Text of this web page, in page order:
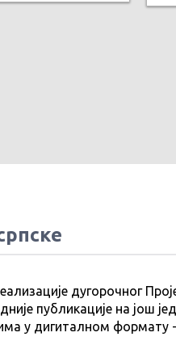
дугорочног
публикације на још
у дигиталном формату -